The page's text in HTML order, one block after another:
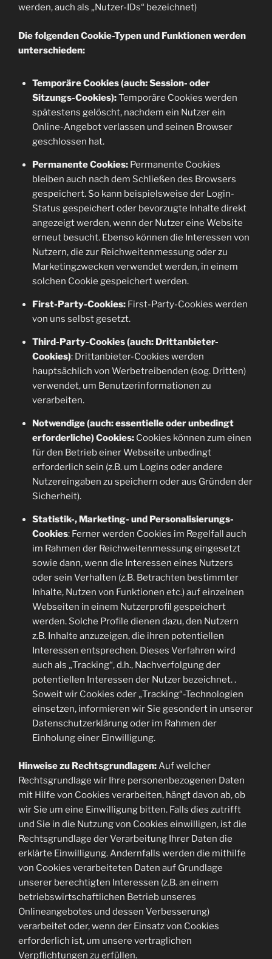
werden, auch als „Nutzer-IDs“ bezeichnet)
Die folgenden Cookie-Typen und Funktionen werden
unterschieden:
Temporäre Cookies (auch: Session- oder
Sitzungs-Cookies):Temporäre Cookies werden
spätestens gelöscht, nachdem ein Nutzer ein
Online-Angebot verlassen und seinen Browser
geschlossen hat.
Permanente Cookies:Permanente Cookies
bleiben auch nach dem Schließen des Browsers
gespeichert. So kann beispielsweise der Login-
Status gespeichert oder bevorzugte Inhalte direkt
angezeigt werden, wenn der Nutzer eine Website
erneut besucht. Ebenso können die Interessen von
Nutzern, die zur Reichweitenmessung oder zu
Marketingzwecken verwendet werden, in einem
solchen Cookie gespeichert werden.
First-Party-Cookies:First-Party-Cookies werden
von uns selbst gesetzt.
Third-Party-Cookies (auch: Drittanbieter-
Cookies): Drittanbieter-Cookies werden
hauptsächlich von Werbetreibenden (sog. Dritten)
verwendet, um Benutzerinformationen zu
verarbeiten.
Notwendige (auch: essentielle oder unbedingt
erforderliche) Cookies:Cookies können zum einen
für den Betrieb einer Webseite unbedingt
erforderlich sein (z.B. um Logins oder andere
Nutzereingaben zu speichern oder aus Gründen der
Sicherheit).
Statistik-, Marketing- und Personalisierungs-
Cookies: Ferner werden Cookies im Regelfall auch
im Rahmen der Reichweitenmessung eingesetzt
sowie dann, wenn die Interessen eines Nutzers
oder sein Verhalten (z.B. Betrachten bestimmter
Inhalte, Nutzen von Funktionen etc.) auf einzelnen
Webseiten in einem Nutzerprofil gespeichert
werden. Solche Profile dienen dazu, den Nutzern
z.B. Inhalte anzuzeigen, die ihren potentiellen
Interessen entsprechen. Dieses Verfahren wird
auch als „Tracking“, d.h., Nachverfolgung der
potentiellen Interessen der Nutzer bezeichnet. .
Soweit wir Cookies oder „Tracking“-Technologien
einsetzen, informieren wir Sie gesondert in unserer
Datenschutzerklärung oder im Rahmen der
Einholung einer Einwilligung.
Hinweise zu Rechtsgrundlagen:Auf welcher
Rechtsgrundlage wir Ihre personenbezogenen Daten
mit Hilfe von Cookies verarbeiten, hängt davon ab, ob
wir Sie um eine Einwilligung bitten. Falls dies zutrifft
und Sie in die Nutzung von Cookies einwilligen, ist die
Rechtsgrundlage der Verarbeitung Ihrer Daten die
erklärte Einwilligung. Andernfalls werden die mithilfe
von Cookies verarbeiteten Daten auf Grundlage
unserer berechtigten Interessen (z.B. an einem
betriebswirtschaftlichen Betrieb unseres
Onlineangebotes und dessen Verbesserung)
verarbeitet oder, wenn der Einsatz von Cookies
erforderlich ist, um unsere vertraglichen
Verpflichtungen zu erfüllen.